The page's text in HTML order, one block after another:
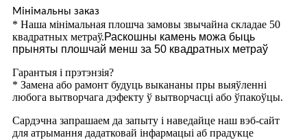
Мінімальны заказ
* Наша мінімальная плошча замовы звычайна складае 50
квадратных метраў.Раскошны камень можа быць
прыняты плошчай менш за 50 квадратных метраў
Гарантыя і прэтэнзія?
* Замена або рамонт будуць выкананы пры выяўленні
любога вытворчага дэфекту ў вытворчасці або ўпакоўцы.
Сардэчна запрашаем да запыту і наведайце наш вэб-сайт
для атрымання дадатковай інфармацыі аб прадукце